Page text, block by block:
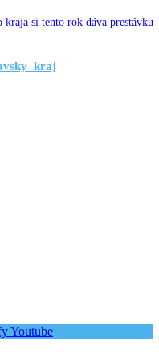
si tento rok dáva prestávku
Youtube